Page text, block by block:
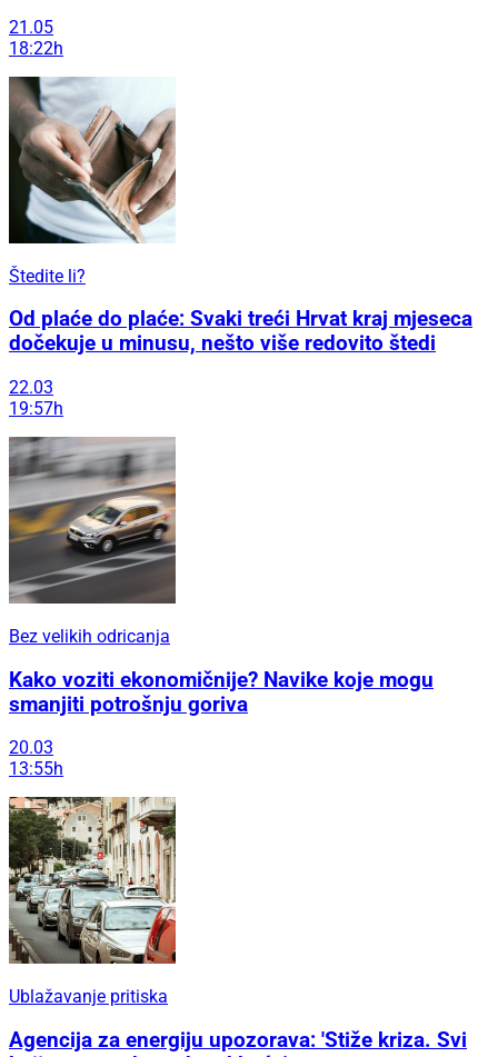
21.05
18:22h
Štedite li?
Od plaće do plaće: Svaki treći Hrvat kraj mjeseca
dočekuje u minusu, nešto više redovito štedi
22.03
19:57h
Bez velikih odricanja
Kako voziti ekonomičnije? Navike koje mogu
smanjiti potrošnju goriva
20.03
13:55h
Ublažavanje pritiska
Agencija za energiju upozorava: 'Stiže kriza. Svi